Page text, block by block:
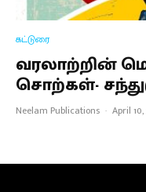
கட்டுரை
வரலாற்றின்
சொற்கள்-
Neelam Publications · April 10,